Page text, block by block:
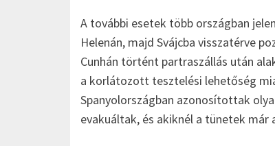
A további esetek több országban
Helenán, majd Svájcba visszatérve
Cunhán történt partraszállás után
a korlátozott tesztelési lehetőség
Spanyolországban azonosítottak
evakuáltak, és akiknél a tünetek